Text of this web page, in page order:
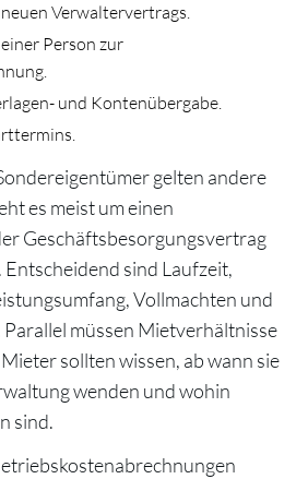
Verwaltervertrags.
Person zur
und Kontenübergabe.
gelten andere
es meist um einen
Geschäftsbesorgungsvertrag
sind Laufzeit,
Vollmachten und
müssen Mietverhältnisse
sollten wissen, ab wann sie
wenden und wohin
sind.